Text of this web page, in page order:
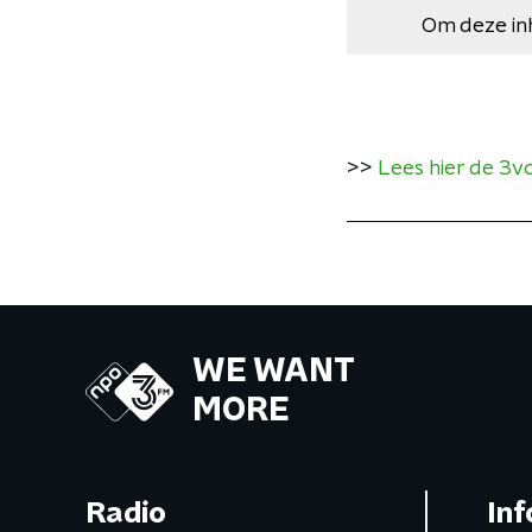
Om deze
>> Lees hier de
WE WANT
MORE
Radio